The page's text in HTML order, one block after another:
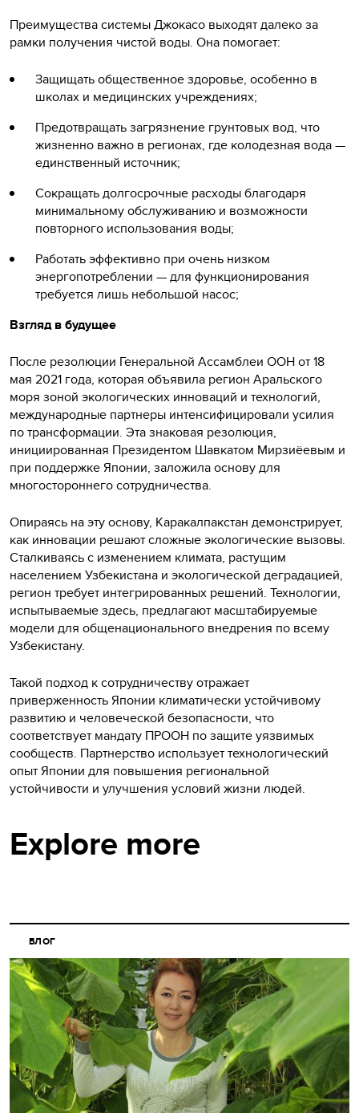
Преимущества системы Джокасо выходят далеко за
рамки получения чистой воды. Она помогает:
Защищать общественное здоровье, особенно в
школах и медицинских учреждениях;
Предотвращать загрязнение грунтовых вод, что
жизненно важно в регионах, где колодезная вода —
единственный источник;
Сокращать долгосрочные расходы благодаря
минимальному обслуживанию и возможности
повторного использования воды;
Работать эффективно при очень низком
энергопотреблении — для функционирования
требуется лишь небольшой насос;
Взгляд в будущее
После резолюции Генеральной Ассамблеи ООН от 18
мая 2021 года, которая объявила регион Аральского
моря зоной экологических инноваций и технологий,
международные партнеры интенсифицировали усилия
по трансформации. Эта знаковая резолюция,
инициированная Президентом Шавкатом Мирзиёевым и
при поддержке Японии, заложила основу для
многостороннего сотрудничества.
Опираясь на эту основу, Каракалпакстан демонстрирует,
как инновации решают сложные экологические вызовы.
Сталкиваясь с изменением климата, растущим
населением Узбекистана и экологической деградацией,
регион требует интегрированных решений. Технологии,
испытываемые здесь, предлагают масштабируемые
модели для общенационального внедрения по всему
Узбекистану.
Такой подход к сотрудничеству отражает
приверженность Японии климатически устойчивому
развитию и человеческой безопасности, что
соответствует мандату ПРООН по защите уязвимых
сообществ. Партнерство использует технологический
опыт Японии для повышения региональной
устойчивости и улучшения условий жизни людей.
Explore more
БЛОГ